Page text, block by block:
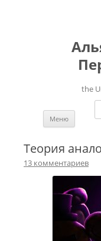
the
Меню
Теория
13 комментариев